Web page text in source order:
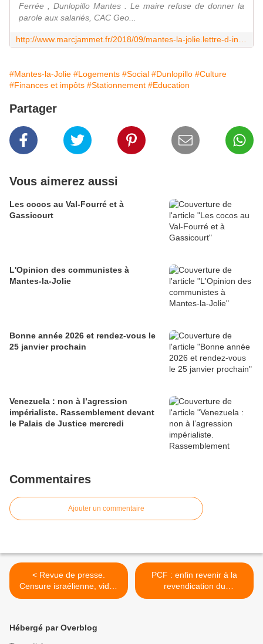
Ferrée , Dunlopillo Mantes . Le maire refuse de donner la
parole aux salariés, CAC Geo...
#Mantes-la-Jolie #Logements #Social #Dunlopillo #Culture
#Finances et impôts #Stationnement #Education
Partager
Vous aimerez aussi
Les cocos au Val-Fourré et à
Gassicourt
L'Opinion des communistes à
Mantes-la-Jolie
Bonne année 2026 et rendez-vous le
25 janvier prochain
Venezuela : non à l’agression
impérialiste. Rassemblement devant
le Palais de Justice mercredi
Commentaires
Ajouter un commentaire
< Revue de presse.
Censure israélienne, vidéo
surveillance et démocratie
PCF : enfin revenir à la
revendication du
désarmement nucléaire de
Hébergé par Overblog